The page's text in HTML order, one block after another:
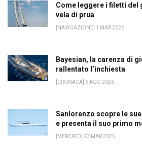
Come leggere i filetti del
vela di prua
[NAVIGAZIONE] 1 MAR 2026
Bayesian, la carenza di
rallentato l’inchiesta
[CRONACA] 6 AGO 2026
Sanlorenzo scopre le
e presenta il suo primo
[MERCATO] 23 MAR 2025